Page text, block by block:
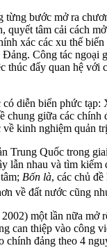
bước mở ra
quyết tâm cải cách
xác các xu thế
Công tác ngoại
thúc đẩy quan hệ
diễn biến phức tạp:
chung giữa các
kinh nghiệm quản
Trung Quốc trong
lẫn nhau và tìm kiếm
Bốn là, các chủ
về đất nước cũng
một lần nữa mở
can thiệp vào
đảng theo 4